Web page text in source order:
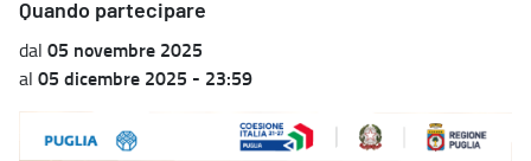
Quando partecipare
dal 05 novembre 2025
al 05 dicembre 2025 - 23:59